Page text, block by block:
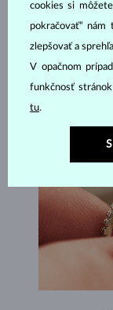
cookies si
pokračovať“ nám
zlepšovať a
V opačnom
funkčnosť
tu.